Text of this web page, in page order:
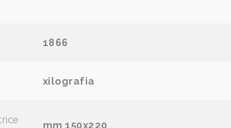
1866
xilografia
mm 150x220